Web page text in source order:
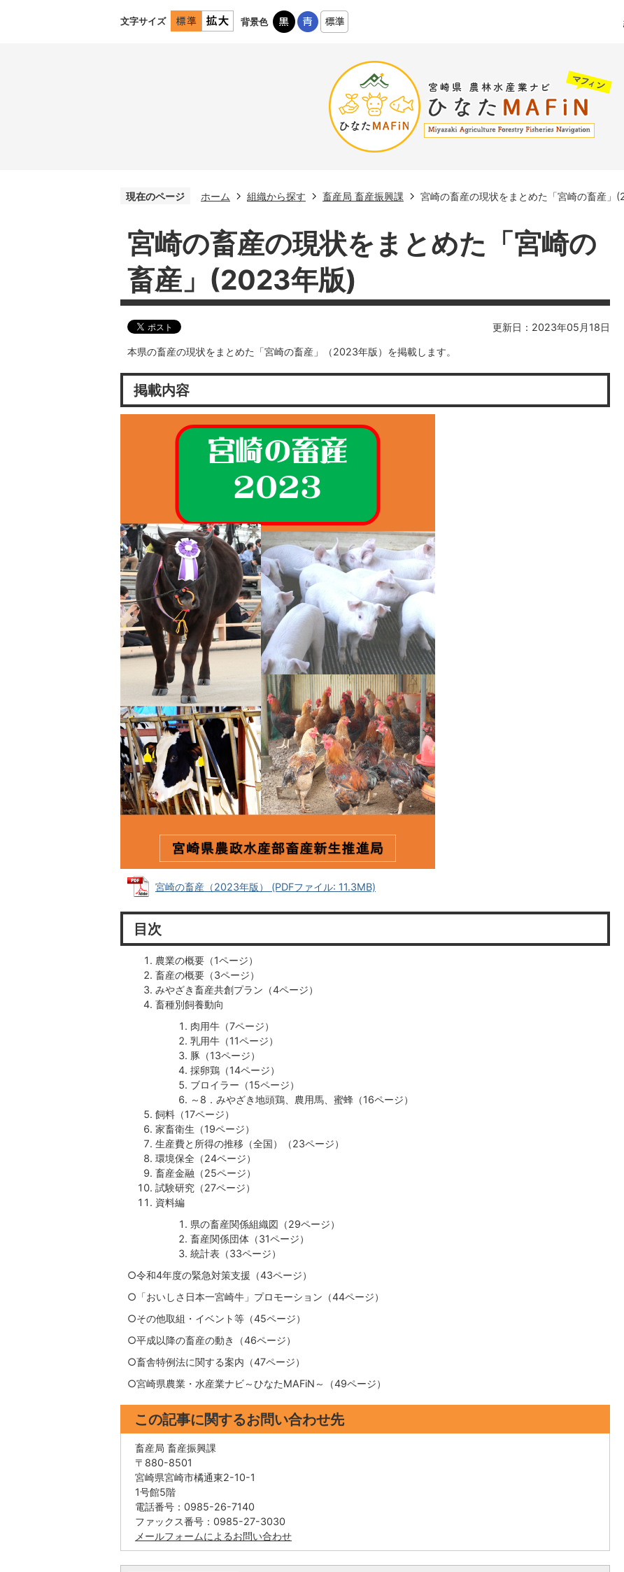
文字サイズ 背景色
現在のページ ホーム 組織から探す 畜産局 畜産振興課 宮崎の畜産の現状をまとめた「宮崎の畜産」
宮崎の畜産の現状をまとめた「宮崎の
畜産」(2023年版)
更新日：2023年05月18日
本県の畜産の現状をまとめた「宮崎の畜産」（2023年版）を掲載します。
掲載内容
宮崎の畜産（2023年版） (PDFファイル: 11.3MB)
目次
農業の概要（1ページ）
畜産の概要（3ページ）
みやざき畜産共創プラン（4ページ）
畜種別飼養動向
肉用牛（7ページ）
乳用牛（11ページ）
豚（13ページ）
採卵鶏（14ページ）
ブロイラー（15ページ）
～8．みやざき地頭鶏、農用馬、蜜蜂（16ページ）
飼料（17ページ）
家畜衛生（19ページ）
生産費と所得の推移（全国）（23ページ）
環境保全（24ページ）
畜産金融（25ページ）
試験研究（27ページ）
資料編
県の畜産関係組織図（29ページ）
畜産関係団体（31ページ）
統計表（33ページ）
○令和4年度の緊急対策支援（43ページ）
○「おいしさ日本一宮崎牛」プロモーション（44ページ）
○その他取組・イベント等（45ページ）
○平成以降の畜産の動き（46ページ）
○畜舎特例法に関する案内（47ページ）
○宮崎県農業・水産業ナビ～ひなたMAFiN～（49ページ）
この記事に関するお問い合わせ先
畜産局 畜産振興課
〒880-8501
宮崎県宮崎市橘通東2-10-1
1号館5階
電話番号：0985-26-7140
ファックス番号：0985-27-3030
メールフォームによるお問い合わせ